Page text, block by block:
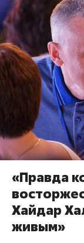
«Правда
Хайдар
живым»